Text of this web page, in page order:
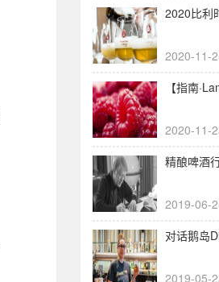
2020-11-
2020-11-
2019-06-
2019-05-